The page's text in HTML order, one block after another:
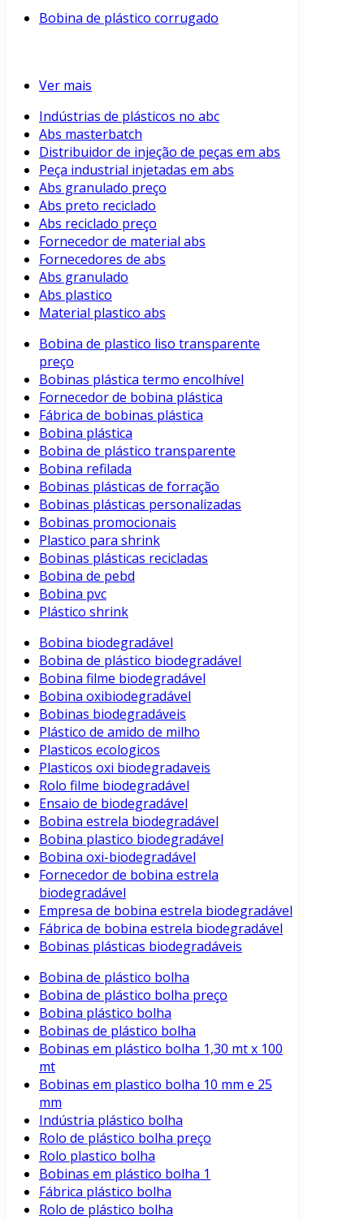
Bobina de plástico corrugado
Ver mais
Indústrias de plásticos no abc
Abs masterbatch
Distribuidor de injeção de peças em abs
Peça industrial injetadas em abs
Abs granulado preço
Abs preto reciclado
Abs reciclado preço
Fornecedor de material abs
Fornecedores de abs
Abs granulado
Abs plastico
Material plastico abs
Bobina de plastico liso transparente
preço
Bobinas plástica termo encolhível
Fornecedor de bobina plástica
Fábrica de bobinas plástica
Bobina plástica
Bobina de plástico transparente
Bobina refilada
Bobinas plásticas de forração
Bobinas plásticas personalizadas
Bobinas promocionais
Plastico para shrink
Bobinas plásticas recicladas
Bobina de pebd
Bobina pvc
Plástico shrink
Bobina biodegradável
Bobina de plástico biodegradável
Bobina filme biodegradável
Bobina oxibiodegradável
Bobinas biodegradáveis
Plástico de amido de milho
Plasticos ecologicos
Plasticos oxi biodegradaveis
Rolo filme biodegradável
Ensaio de biodegradável
Bobina estrela biodegradável
Bobina plastico biodegradável
Bobina oxi-biodegradável
Fornecedor de bobina estrela
biodegradável
Empresa de bobina estrela biodegradável
Fábrica de bobina estrela biodegradável
Bobinas plásticas biodegradáveis
Bobina de plástico bolha
Bobina de plástico bolha preço
Bobina plástico bolha
Bobinas de plástico bolha
Bobinas em plástico bolha 1,30 mt x 100
mt
Bobinas em plastico bolha 10 mm e 25
mm
Indústria plástico bolha
Rolo de plástico bolha preço
Rolo plastico bolha
Bobinas em plástico bolha 1
Fábrica plástico bolha
Rolo de plástico bolha